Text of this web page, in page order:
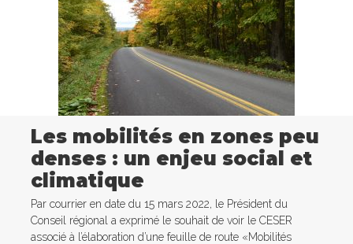
Les mobilités en zones peu
denses : un enjeu social et
climatique
Par courrier en date du 15 mars 2022, le Président du
Conseil régional a exprimé le souhait de voir le CESER
associé à l’élaboration d’une feuille de route «Mobilités